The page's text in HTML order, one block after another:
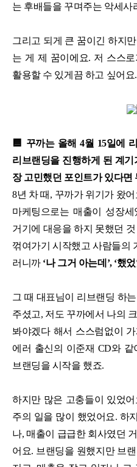
는 후배들을 꾸며주는 악세사
그리고 되게 큰 꿈이긴 하지만
는 게 제 꿈이에요. 저 스스
활용할 수 있게끔 하고 싶어요.
🟦 꾸까는 올해 4월 15일에
리브랜딩을 진행하게 된 계
장 고민했던 포인트가 있다면
8년 차 때, 꾸까가 위기가 왔
마케팅으로는 매출이 성장
거기에 대응을 하지 못했던
꺾여가기 시작했고 사람들의
러니까‘나 그거 아는데’, ‘했
그 때 대표님이 리브랜딩 하
주셨고, 저도 꾸까에서 나의
봐야겠다 해서 스스럼없이
에러 출신의 이준재 CD와 같
브랜딩을 시작을 했죠.
하지만 많은 고충들이 있었
주의 일을 많이 했었어요. 하
나, 매출이 급급한 회사였던
어요. 브랜딩을 원했지만 브